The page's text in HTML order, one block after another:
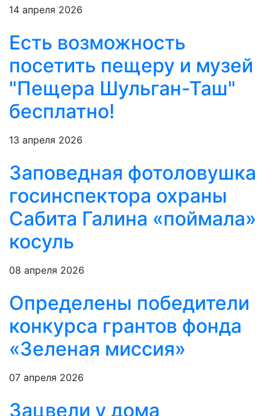
14 апреля 2026
Есть возможность
посетить пещеру и музей
"Пещера Шульган-Таш"
бесплатно!
13 апреля 2026
Заповедная фотоловушка
госинспектора охраны
Сабита Галина «поймала»
косуль
08 апреля 2026
Определены победители
конкурса грантов фонда
«Зеленая миссия»
07 апреля 2026
Зацвели у дома